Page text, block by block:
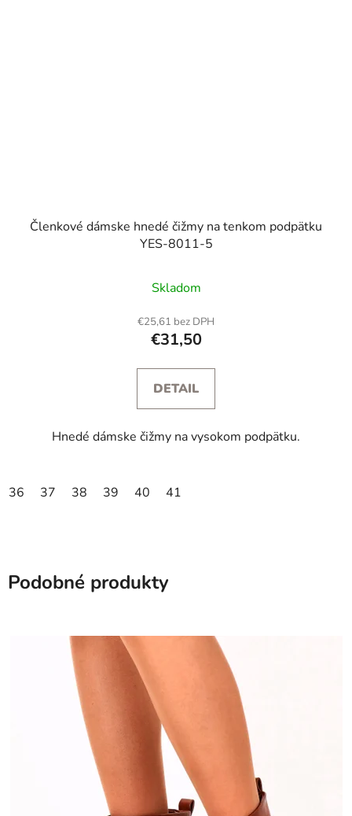
Členkové dámske hnedé čižmy na tenkom podpätku
YES-8011-5
Skladom
€25,61 bez DPH
€31,50
DETAIL
Hnedé dámske čižmy na vysokom podpätku.
36 37 38 39 40 41
Podobné produkty